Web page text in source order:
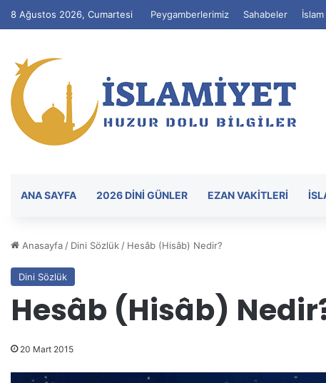
8 Ağustos 2026, Cumartesi Peygamberlerimiz Sahabeler
ANA SAYFA 2026 DİNİ GÜNLER EZAN VAKITLERI
Anasayfa / Dini Sözlük / Hesâb (Hisâb) Nedir?
Dini Sözlük
Hesâb (Hisâb)
20 Mart 2015